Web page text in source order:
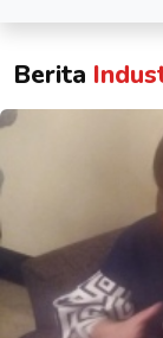
Berita
Tol Laut Akan